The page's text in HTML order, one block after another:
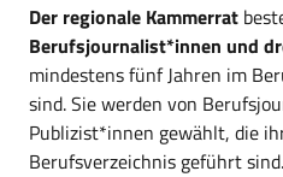
Corpo:
Der regionale Kammerrat
Berufsjournalist*innen und
mindestens fünf Jahren im
sind. Sie werden von
Publizist*innen gewählt, die
Berufsverzeichnis geführt sind.